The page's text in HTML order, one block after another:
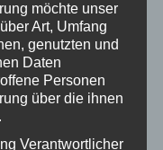
möchte unser
Art, Umfang
genutzten und
Daten
Personen
über die ihnen
Verantwortlicher